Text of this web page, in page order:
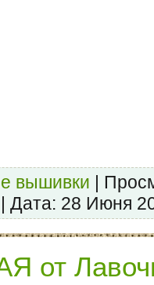
вышивки |
| Дата: 28 Июня
от